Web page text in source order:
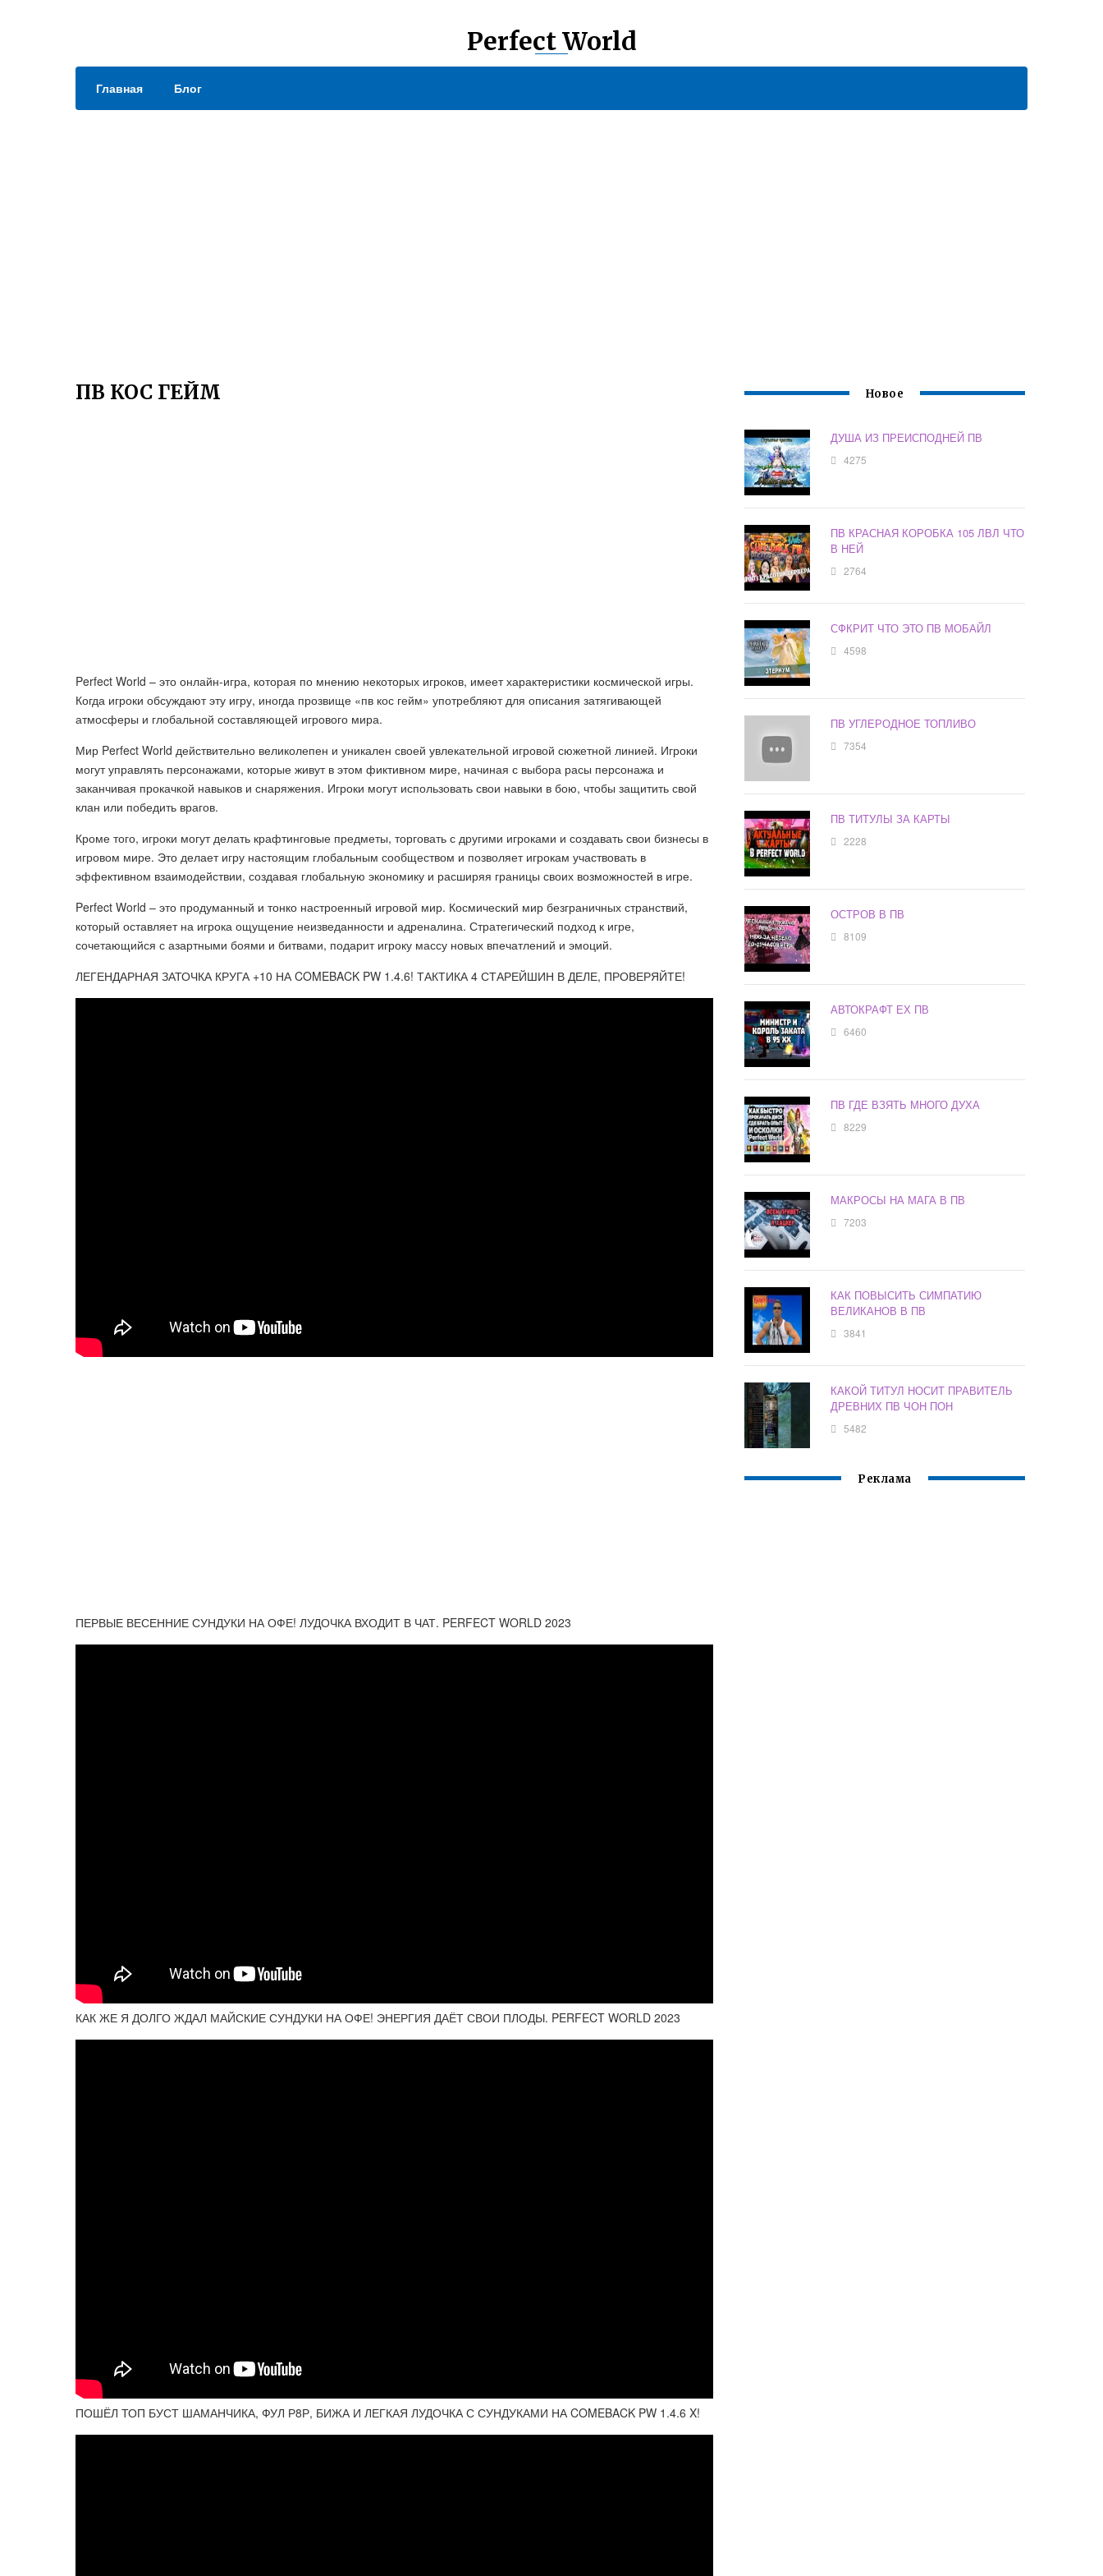
Perfect World
Главная Блог
ПВ КОС ГЕЙМ
Perfect World – это онлайн-игра, которая по мнению некоторых игроков, имеет характеристики космической игры.
Когда игроки обсуждают эту игру, иногда прозвище «пв кос гейм» употребляют для описания затягивающей
атмосферы и глобальной составляющей игрового мира.
Мир Perfect World действительно великолепен и уникален своей увлекательной игровой сюжетной линией. Игроки
могут управлять персонажами, которые живут в этом фиктивном мире, начиная с выбора расы персонажа и
заканчивая прокачкой навыков и снаряжения. Игроки могут использовать свои навыки в бою, чтобы защитить свой
клан или победить врагов.
Кроме того, игроки могут делать крафтинговые предметы, торговать с другими игроками и создавать свои бизнесы в
игровом мире. Это делает игру настоящим глобальным сообществом и позволяет игрокам участвовать в
эффективном взаимодействии, создавая глобальную экономику и расширяя границы своих возможностей в игре.
Perfect World – это продуманный и тонко настроенный игровой мир. Космический мир безграничных странствий,
который оставляет на игрока ощущение неизведанности и адреналина. Стратегический подход к игре,
сочетающийся с азартными боями и битвами, подарит игроку массу новых впечатлений и эмоций.
ЛЕГЕНДАРНАЯ ЗАТОЧКА КРУГА +10 НА COMEBACK PW 1.4.6! ТАКТИКА 4 СТАРЕЙШИН В ДЕЛЕ, ПРОВЕРЯЙТЕ!
ПЕРВЫЕ ВЕСЕННИЕ СУНДУКИ НА ОФЕ! ЛУДОЧКА ВХОДИТ В ЧАТ. PERFECT WORLD 2023
КАК ЖЕ Я ДОЛГО ЖДАЛ МАЙСКИЕ СУНДУКИ НА ОФЕ! ЭНЕРГИЯ ДАЁТ СВОИ ПЛОДЫ. PERFECT WORLD 2023
ПОШЁЛ ТОП БУСТ ШАМАНЧИКА, ФУЛ Р8Р, БИЖА И ЛЕГКАЯ ЛУДОЧКА С СУНДУКАМИ НА COMEBACK PW 1.4.6 X!
Новое
ДУША ИЗ ПРЕИСПОДНЕЙ ПВ
4275
ПВ КРАСНАЯ КОРОБКА 105 ЛВЛ ЧТО
В НЕЙ
2764
СФКРИТ ЧТО ЭТО ПВ МОБАЙЛ
4598
ПВ УГЛЕРОДНОЕ ТОПЛИВО
7354
ПВ ТИТУЛЫ ЗА КАРТЫ
2228
ОСТРОВ В ПВ
8109
АВТОКРАФТ ЕХ ПВ
6460
ПВ ГДЕ ВЗЯТЬ МНОГО ДУХА
8229
МАКРОСЫ НА МАГА В ПВ
7203
КАК ПОВЫСИТЬ СИМПАТИЮ
ВЕЛИКАНОВ В ПВ
3841
КАКОЙ ТИТУЛ НОСИТ ПРАВИТЕЛЬ
ДРЕВНИХ ПВ ЧОН ПОН
5482
Реклама